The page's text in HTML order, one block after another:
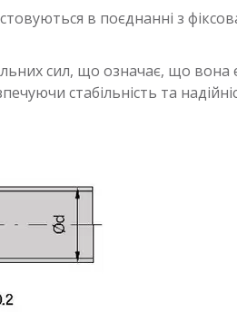
в поєднанні з
сил, що означає, що
стабільність та